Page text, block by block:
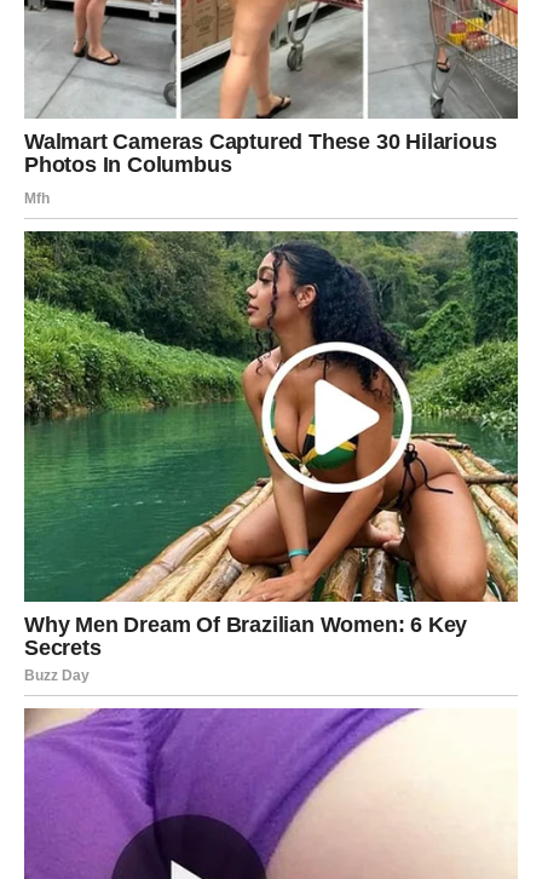
Šta vas očekuje?
Škorpije očekuje vijest koja donosi veliko olakšanje i
osjećaj da se stvari konačno kreću u dobrom smjeru.
Poruka zvijezda
Ne gubite vjeru u ono što želite.
STRIJELAC
Šta vas očekuje?
Strijelac je među znakovima kojima kraj proljeća donosi
najveće mogućnosti. Moguća je finansijska sreća,
poslovni uspjeh ili ostvarenje važnog cilja.
Poruka zvijezda
Budite spremni prihvatiti priliku koja dolazi.
JARAC
Šta vas očekuje?
Jarčevima dolazi potvrda da su sve vrijeme bili na pravom